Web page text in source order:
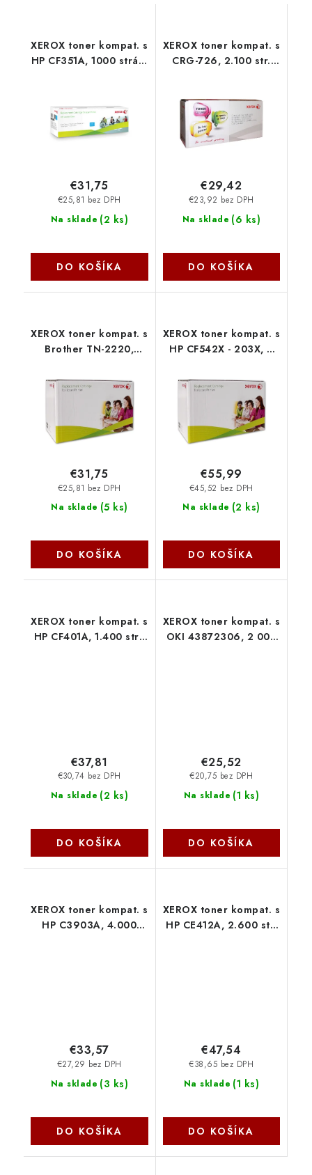
XEROX toner kompat. s
HP CF351A, 1000 strán,
Na sklade (2 ks)
€25,81 bez DPH
€31,75
DO KOŠÍKA
XEROX toner kompat. s
CRG-726, 2.100 str.
Na sklade (6 ks)
€23,92 bez DPH
€29,42
DO KOŠÍKA
XEROX toner kompat. s
Brother TN-2220,
Xerox
Na sklade (5 ks)
€25,81 bez DPH
€31,75
DO KOŠÍKA
XEROX toner kompat. s
HP CF542X - 203X, 2
006R03622 Xerox
Na sklade (2 ks)
€45,52 bez DPH
€55,99
DO KOŠÍKA
XEROX toner kompat. s
HP CF401A, 1.400 str.,
Na sklade (2 ks)
€30,74 bez DPH
€37,81
DO KOŠÍKA
XEROX toner kompat. s
OKI 43872306, 2 000
Na sklade (1 ks)
€20,75 bez DPH
€25,52
DO KOŠÍKA
XEROX toner kompat. s
HP C3903A, 4.000
Na sklade (3 ks)
€27,29 bez DPH
€33,57
DO KOŠÍKA
XEROX toner kompat. s
HP CE412A, 2.600 str.
Na sklade (1 ks)
€38,65 bez DPH
€47,54
DO KOŠÍKA